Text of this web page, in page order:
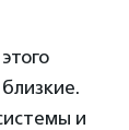
и